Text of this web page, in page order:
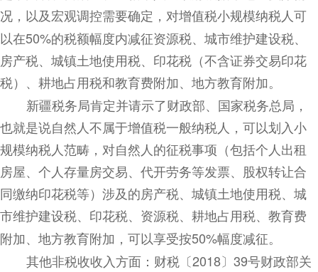
况，以及宏观调控需要确定，对增值税小规模纳税人可
以在50%的税额幅度内减征资源税、城市维护建设税、
房产税、城镇土地使用税、印花税（不含证券交易印花
税）、耕地占用税和教育费附加、地方教育附加。
新疆税务局肯定并请示了财政部、国家税务总局，
也就是说自然人不属于增值税一般纳税人，可以划入小
规模纳税人范畴，对自然人的征税事项（包括个人出租
房屋、个人存量房交易、代开劳务等发票、股权转让合
同缴纳印花税等）涉及的房产税、城镇土地使用税、城
市维护建设税、印花税、资源税、耕地占用税、教育费
附加、地方教育附加，可以享受按50%幅度减征。
其他非税收收入方面：财税〔2018〕 39号财政部关